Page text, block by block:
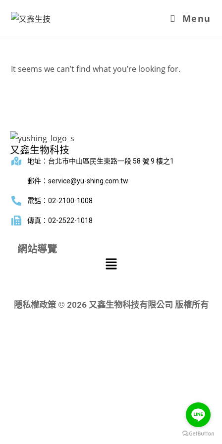
Menu
It seems we can’t find what you’re looking for.
又鑫生物科技
地址：台北市中山區民生東路一段 58 號 9 樓之1
郵件：service@yu-shing.com.tw
電話：02-2100-1008
傳真：02-2522-1018
網站導覽
隱私權政策 © 2026 又鑫生物科技有限公司 版權所有